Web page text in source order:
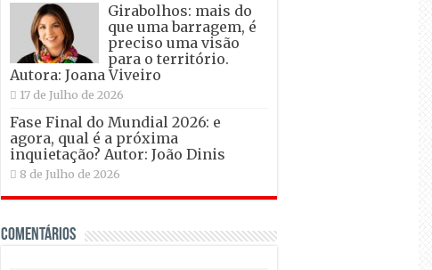
Girabolhos: mais do
que uma barragem, é
preciso uma visão
para o território.
Autora: Joana Viveiro
17 de Julho de 2026
Fase Final do Mundial 2026: e
agora, qual é a próxima
inquietação? Autor: João Dinis
8 de Julho de 2026
Comentários